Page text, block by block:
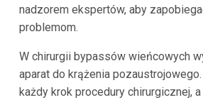
nadzorem ekspertów, aby
problemom.
W chirurgii bypassów wieńcowych
aparat do krążenia
każdy krok procedury chirurgicznej, a